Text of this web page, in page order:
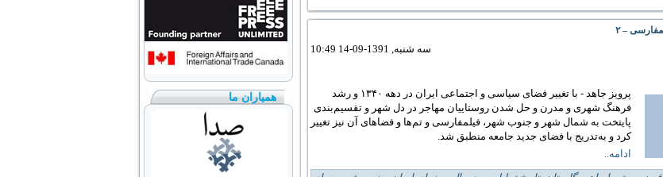
– ۲
سه شنبه, 1391-09-14 10:49
پرویز جاهد - با تغییر فضای سیاسی و اجتماعی ایران در دهه ۱۳۴۰ و رشد
فرهنگ شهری و مدرن و حل شدن روستاییان مهاجر در دل شهر و تقسیم‌بندی
پایتخت به شمال شهر و جنوب شهر، فیلمفارسی و تم‌ها و فضاهای آن نیز تغییر
کرد و به‌تدریج با فضای جدید جامعه منطبق شد.
ادامه..
همیاران ما